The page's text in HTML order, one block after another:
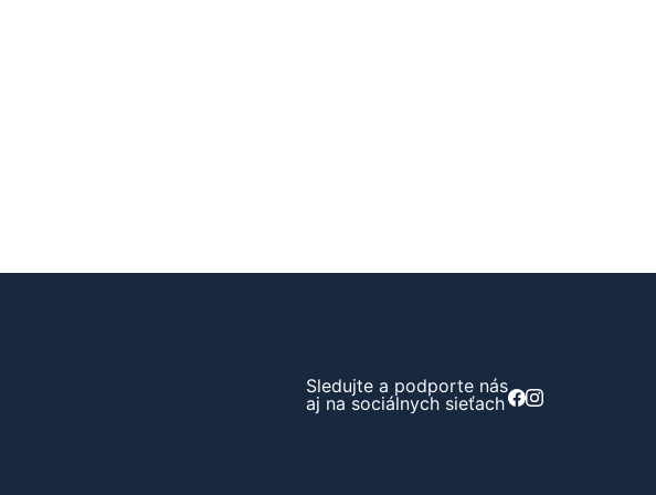
Sledujte a podporte nás
aj na sociálnych sieťach